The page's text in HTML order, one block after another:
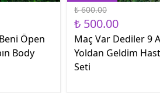
Beni Öpen
Body
₺ 600.00
₺ 500.00
Maç Var Dediler 9
Yoldan Geldim
Seti